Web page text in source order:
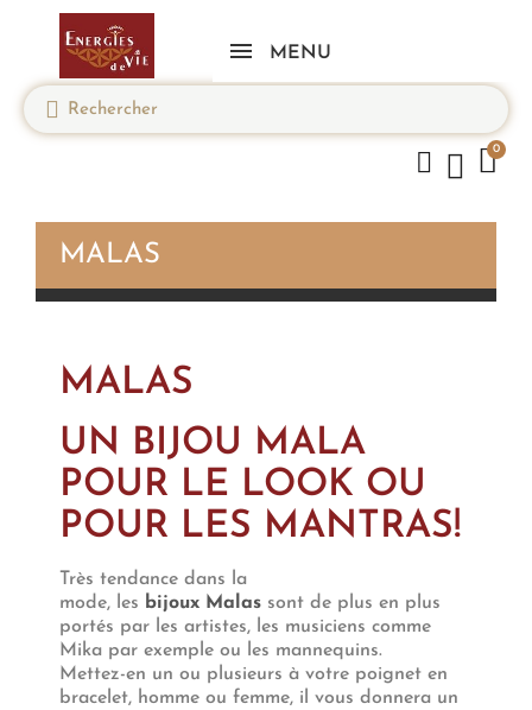
MENU
MALAS
MALAS
UN BIJOU MALA
POUR LE LOOK OU
POUR LES MANTRAS!
Très tendance dans la
mode, les bijoux Malas sont de plus en plus
portés par les artistes, les musiciens comme
Mika par exemple ou les mannequins.
Mettez-en un ou plusieurs à votre poignet en
bracelet, homme ou femme, il vous donnera un